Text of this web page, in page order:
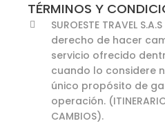
TÉRMINOS Y
SUROESTE TRAVEL
derecho de hacer
servicio ofrecido
cuando lo considere
único propósito de
operación.
CAMBIOS).